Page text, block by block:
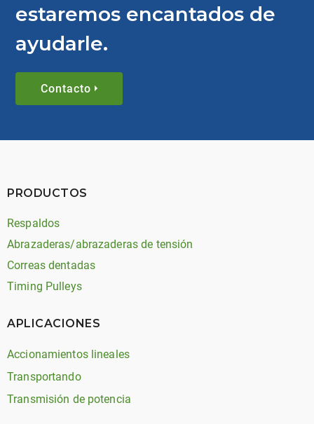
estaremos encantados de
ayudarle.
Contacto
PRODUCTOS
Respaldos
Abrazaderas/abrazaderas de tensión
Correas dentadas
Timing Pulleys
APLICACIONES
Accionamientos lineales
Transportando
Transmisión de potencia